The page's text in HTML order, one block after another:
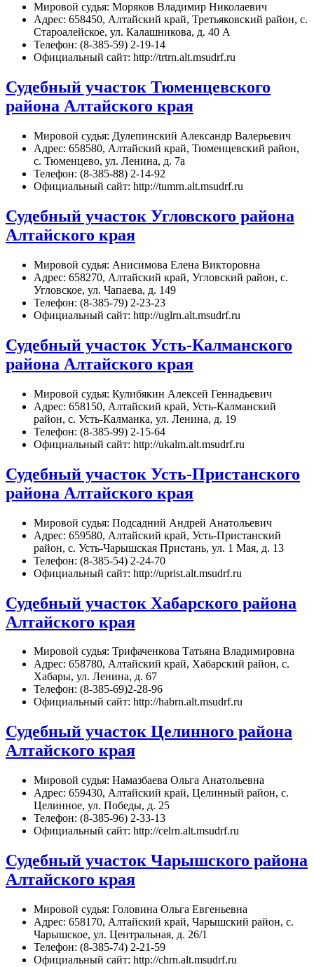
Мировой судья: Моряков Владимир Николаевич
Адрес: 658450, Алтайский край, Третьяковский район, с.
Староалейское, ул. Калашникова, д. 40 А
Телефон: (8-385-59) 2-19-14
Официальный сайт: http://trtrn.alt.msudrf.ru
Судебный участок Тюменцевского
района Алтайского края
Мировой судья: Дулепинский Александр Валерьевич
Адрес: 658580, Алтайский край, Тюменцевский район,
с. Тюменцево, ул. Ленина, д. 7а
Телефон: (8-385-88) 2-14-92
Официальный сайт: http://tumrn.alt.msudrf.ru
Судебный участок Угловского района
Алтайского края
Мировой судья: Анисимова Елена Викторовна
Адрес: 658270, Алтайский край, Угловский район, с.
Угловское, ул. Чапаева, д. 149
Телефон: (8-385-79) 2-23-23
Официальный сайт: http://uglrn.alt.msudrf.ru
Судебный участок Усть-Калманского
района Алтайского края
Мировой судья: Кулибякин Алексей Геннадьевич
Адрес: 658150, Алтайский край, Усть-Калманский
район, с. Усть-Калманка, ул. Ленина, д. 19
Телефон: (8-385-99) 2-15-64
Официальный сайт: http://ukalm.alt.msudrf.ru
Судебный участок Усть-Пристанского
района Алтайского края
Мировой судья: Подсадний Андрей Анатольевич
Адрес: 659580, Алтайский край, Усть-Пристанский
район, с. Усть-Чарышская Пристань, ул. 1 Мая, д. 13
Телефон: (8-385-54) 2-24-70
Официальный сайт: http://uprist.alt.msudrf.ru
Судебный участок Хабарского района
Алтайского края
Мировой судья: Трифаченкова Татьяна Владимировна
Адрес: 658780, Алтайский край, Хабарский район, с.
Хабары, ул. Ленина, д. 67
Телефон: (8-385-69)2-28-96
Официальный сайт: http://habrn.alt.msudrf.ru
Судебный участок Целинного района
Алтайского края
Мировой судья: Намазбаева Ольга Анатольевна
Адрес: 659430, Алтайский край, Целинный район, с.
Целинное, ул. Победы, д. 25
Телефон: (8-385-96) 2-33-13
Официальный сайт: http://celrn.alt.msudrf.ru
Судебный участок Чарышского района
Алтайского края
Мировой судья: Головина Ольга Евгеньевна
Адрес: 658170, Алтайский край, Чарышский район, с.
Чарышское, ул. Центральная, д. 26/1
Телефон: (8-385-74) 2-21-59
Официальный сайт: http://chrn.alt.msudrf.ru